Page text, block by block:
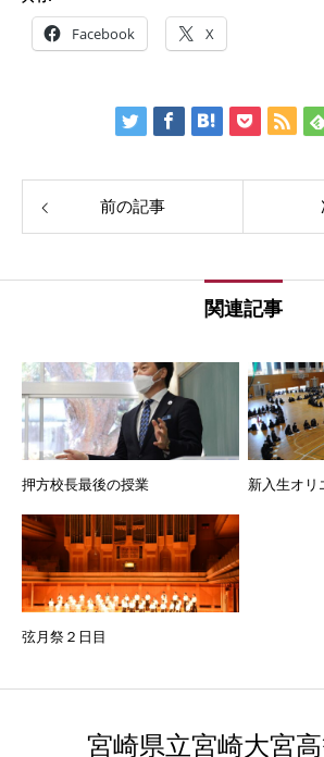
Facebook X
前の記事
関連記事
押方校長最後の授業 新入生オリ
弦月祭２日目
宮崎県立宮崎大宮